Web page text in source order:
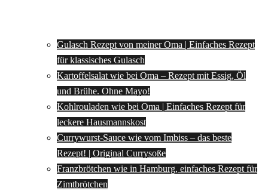
Gulasch Rezept von meiner Oma | Einfaches Rezept
für klassisches Gulasch
Kartoffelsalat wie bei Oma – Rezept mit Essig, Öl
und Brühe. Ohne Mayo!
Kohlrouladen wie bei Oma | Einfaches Rezept für
leckere Hausmannskost
Currywurst-Sauce wie vom Imbiss – das beste
Rezept! | Original Currysoße
Franzbrötchen wie in Hamburg, einfaches Rezept für
Zimtbrötchen